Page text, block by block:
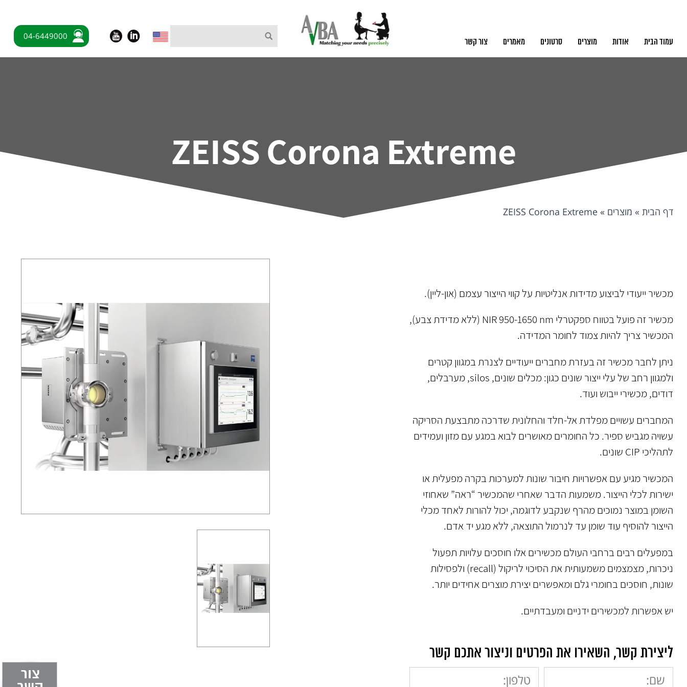
עמוד הבית אודות מוצרים סרטונים מאמרים צור קשר
04-6449000
ZEISS Corona Extreme
דף הבית » מוצרים »
ZEISS Corona Extreme
מכשיר ייעודי לביצוע מדידות אנליטיות על קווי הייצור עצמם (און-ליין).
מכשיר זה פועל בטווח ספקטרלי NIR 950-1650 nm (ללא מדידת צבע),
המכשיר צריך להיות צמוד לחומר המדידה.
ניתן לחבר מכשיר זה בעזרת מחברים ייעודיים לצנרת במגוון קטרים
ולמגוון רחב של עלי ייצור שונים כגון: מכלים שונים, silos, מערבלים,
דודים, מכשירי ייבוש ועוד.
המחברים עשויים מפלדת אל-חלד והחלונית שדרכה מתבצעת הסריקה
עשויה מגביש ספיר. כל החומרים מאושרים לבוא במגע עם מזון ועמידים
לתהליכי CIP שונים.
המכשיר מגיע עם אפשרויות חיבור שונות למערכות בקרה מפעלית או
ישירות לכלי הייצור. משמעות הדבר שאחרי שהמכשיר “ראה” שאחוזי
השומן במוצר נמוכים מהרף שנקבע לדוגמה, יכול להורות לאחד מכלי
הייצור להוסיף עוד שומן עד לנרמול התוצאה, ללא מגע יד אדם.
במפעלים רבים ברחבי העולם מכשירים אלו חוסכים עלויות תפעול
ניכרות, מצמצמים משמעותית את הסיכוי לריקול (recall) ולפסילות
שונות, חוסכים בחומרי גלם ומאפשרים יצירת מוצרים אחידים יותר.
יש אפשרות למכשירים ידניים ומעבדתיים.
ליצירת קשר, השאירו את הפרטים וניצור אתכם קשר